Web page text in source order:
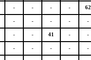
- - - - 62
- - - - -
- - 41 - -
- - - - -